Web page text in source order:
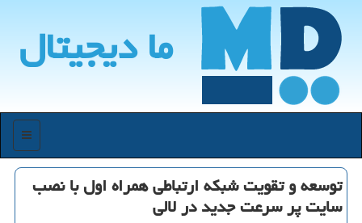
ما دیجیتال
منو
توسعه و تقویت شبکه ارتباطی همراه اول با نصب
سایت پر سرعت جدید در لالی